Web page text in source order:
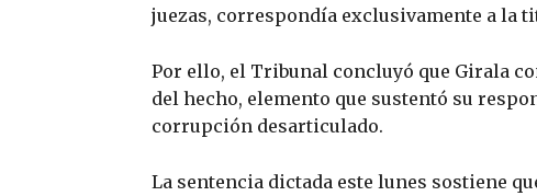
juezas, correspondía exclusivamente a la
Por ello, el Tribunal concluyó que Girala
del hecho, elemento que sustentó su
corrupción desarticulado.
La sentencia dictada este lunes sostiene